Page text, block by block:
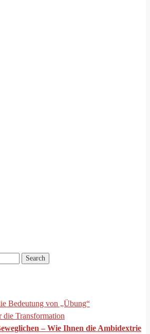
Bedeutung von „Übung“
die Transformation
– Wie Ihnen die Ambidextrie